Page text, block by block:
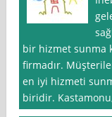
bir hizmet sunma
firmadır.
en iyi hizmeti
biridir.